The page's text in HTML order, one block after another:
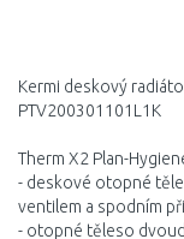
Kermi deskový
PTV200301101L1K
Therm X2 Plan-
- deskové otopné
ventilem a spodním
- otopné těleso